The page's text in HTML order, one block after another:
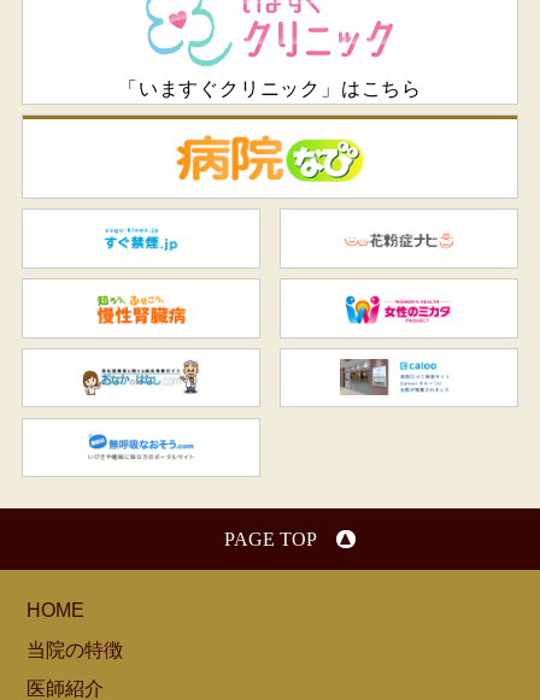
「いますぐクリニック」はこちら
すぐ禁煙.jp
知ろう、ふせごう。慢性腎臓
おなかのはなし.com
PAGE TOP
HOME
当院の特徴
医師紹介